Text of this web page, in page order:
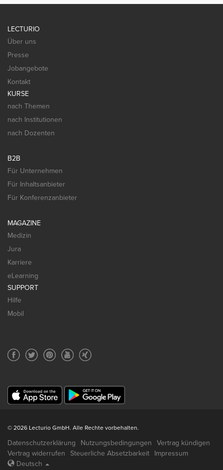
LECTURIO
Über uns
Presse
Jobangebote
Kontakt
KURSE
nach Themen
nach Institutionen
nach Dozenten
B2B
Für Unternehmen
Für Inhaltsanbieter
Für Konferenzanbieter
MAGAZINE
Medizin
Jura
Karriere
eLearning
SUPPORT
Hilfe
Mobil
© 2026 Lecturio GmbH. Alle Rechte vorbehalten.
Datenschutzerklärung Nutzungsbedingungen
Vertrag kündigen
Vertrag widerrufen
Steuerliche Absetzbarkeit
Impressum
Deutsch